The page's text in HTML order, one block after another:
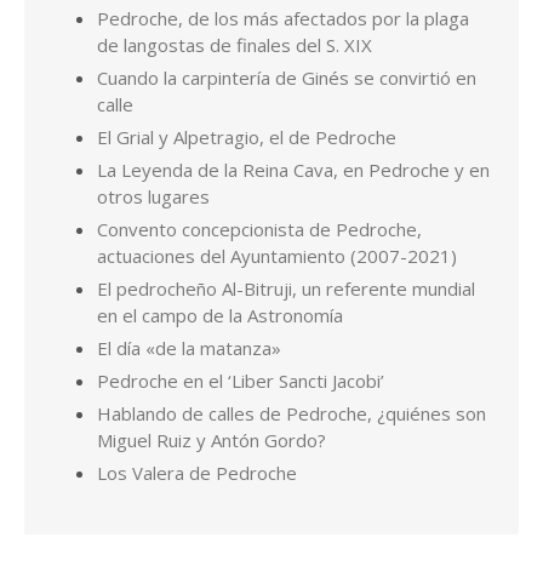
Pedroche, de los más afectados por la plaga
de langostas de finales del S. XIX
Cuando la carpintería de Ginés se convirtió en
calle
El Grial y Alpetragio, el de Pedroche
La Leyenda de la Reina Cava, en Pedroche y en
otros lugares
Convento concepcionista de Pedroche,
actuaciones del Ayuntamiento (2007-2021)
El pedrocheño Al-Bitruji, un referente mundial
en el campo de la Astronomía
El día «de la matanza»
Pedroche en el ‘Liber Sancti Jacobi’
Hablando de calles de Pedroche, ¿quiénes son
Miguel Ruiz y Antón Gordo?
Los Valera de Pedroche